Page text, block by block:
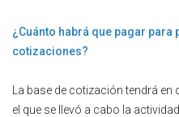
¿Cuánto habrá que pagar
cotizaciones?
La base de cotización tendrá
el que se llevó a cabo la